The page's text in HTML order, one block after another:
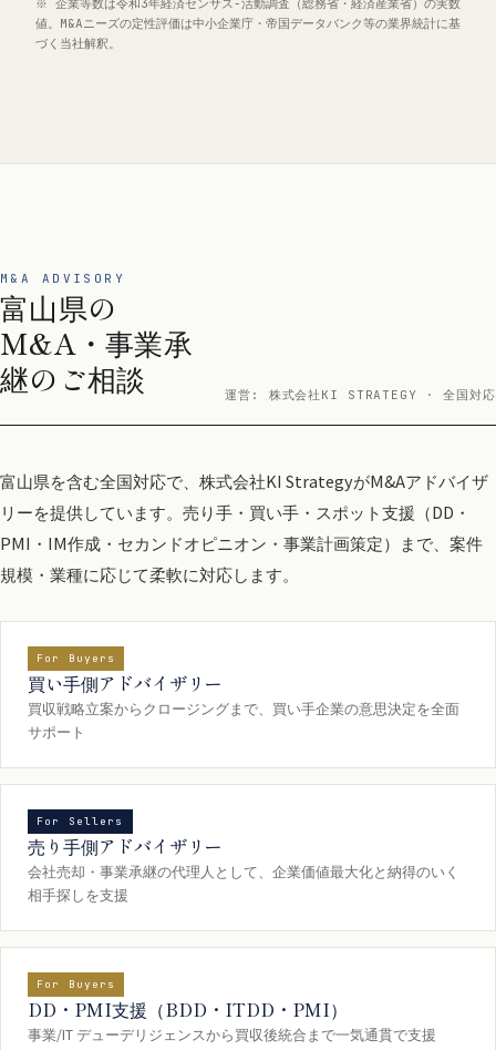
※ 企業等数は令和3年経済センサス‐活動調査（総務省・経済産業省）の実数
値。M&Aニーズの定性評価は中小企業庁・帝国データバンク等の業界統計に基
づく当社解釈。
M&A ADVISORY
富山県の
M&A・事業承
継のご相談
運営: 株式会社KI STRATEGY · 全国対応
富山県を含む全国対応で、株式会社KI StrategyがM&Aアドバイザ
リーを提供しています。売り手・買い手・スポット支援（DD・
PMI・IM作成・セカンドオピニオン・事業計画策定）まで、案件
規模・業種に応じて柔軟に対応します。
For Buyers
買い手側アドバイザリー
買収戦略立案からクロージングまで、買い手企業の意思決定を全面
サポート
For Sellers
売り手側アドバイザリー
会社売却・事業承継の代理人として、企業価値最大化と納得のいく
相手探しを支援
For Buyers
DD・PMI支援（BDD・ITDD・PMI）
事業/IT デューデリジェンスから買収後統合まで一気通貫で支援